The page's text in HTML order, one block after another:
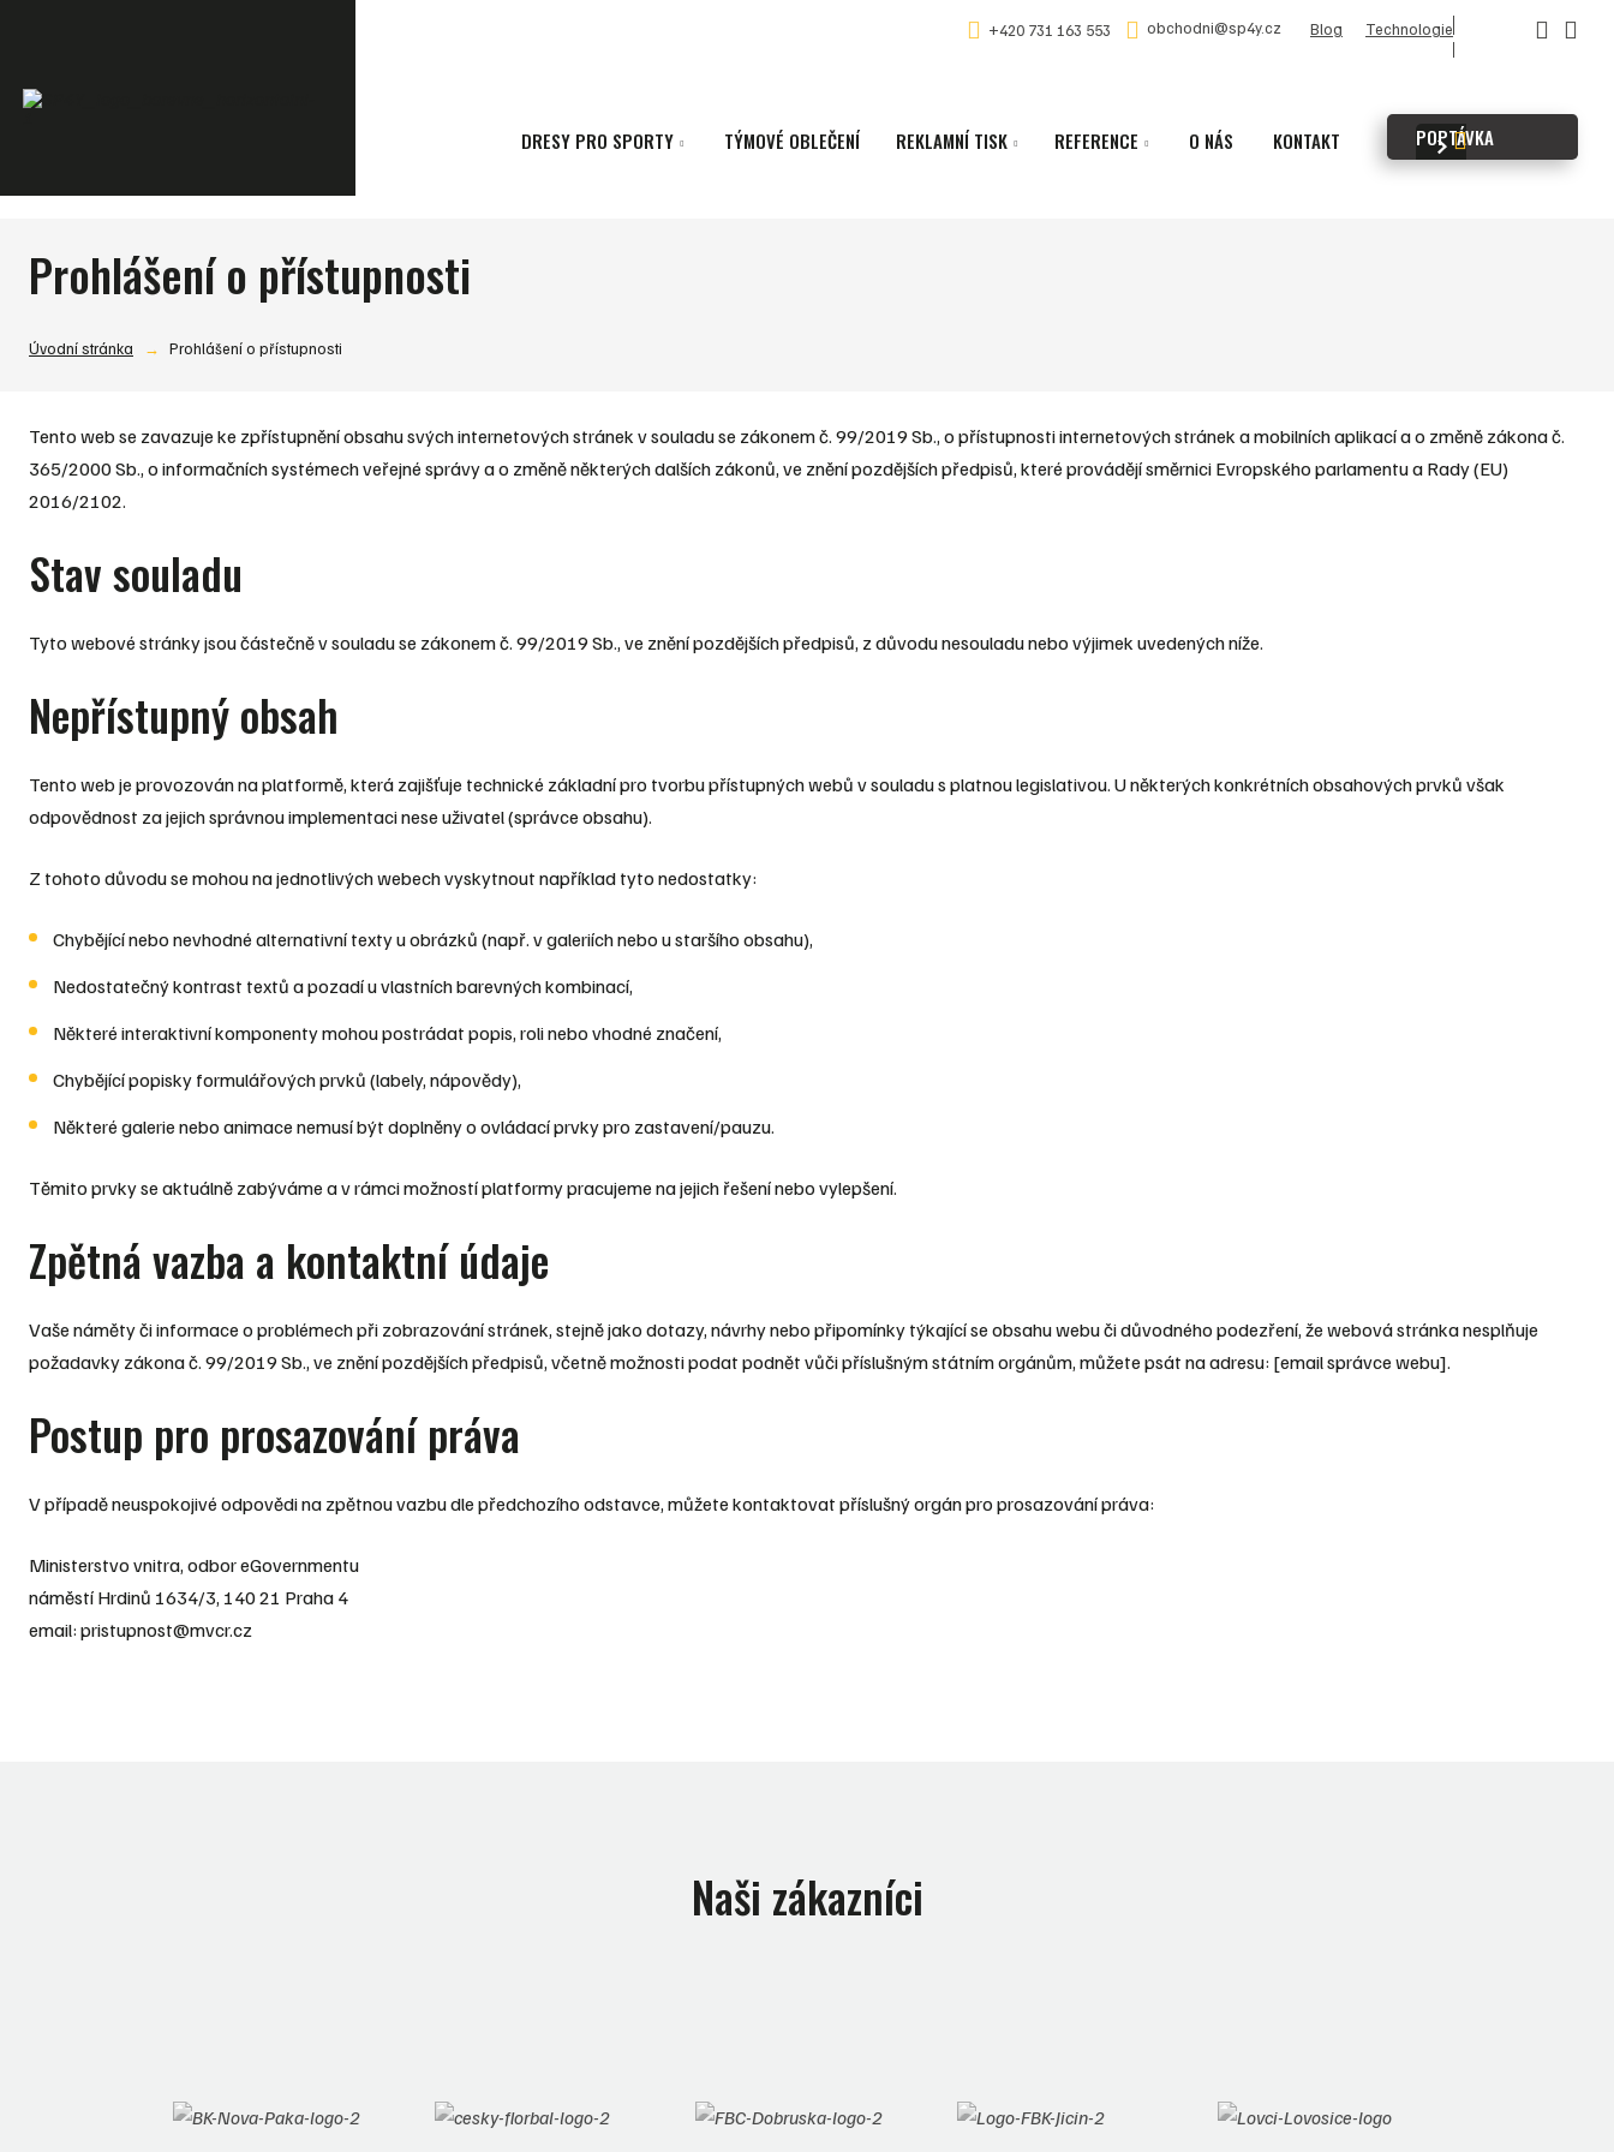
+420 731 163 553 obchodni@sp4y.cz Blog Technologie
DRESY PRO SPORTY TÝMOVÉ OBLEČENÍ REKLAMNÍ TISK REFERENCE O NÁS KONTAKT Vyhledávání
POPTÁVKA
Prohlášení o přístupnosti
Úvodní stránka Prohlášení o přístupnosti
Tento web se zavazuje ke zpřístupnění obsahu svých internetových stránek v souladu se zákonem č. 99/2019 Sb., o přístupnosti internetových stránek a mobilních aplikací a o změně zákona č.
365/2000 Sb., o informačních systémech veřejné správy a o změně některých dalších zákonů, ve znění pozdějších předpisů, které provádějí směrnici Evropského parlamentu a Rady (EU)
2016/2102.
Stav souladu
Tyto webové stránky jsou částečně v souladu se zákonem č. 99/2019 Sb., ve znění pozdějších předpisů, z důvodu nesouladu nebo výjimek uvedených níže.
Nepřístupný obsah
Tento web je provozován na platformě, která zajišťuje technické základní pro tvorbu přístupných webů v souladu s platnou legislativou. U některých konkrétních obsahových prvků však
odpovědnost za jejich správnou implementaci nese uživatel (správce obsahu).
Z tohoto důvodu se mohou na jednotlivých webech vyskytnout například tyto nedostatky:
Chybějící nebo nevhodné alternativní texty u obrázků (např. v galeriích nebo u staršího obsahu),
Nedostatečný kontrast textů a pozadí u vlastních barevných kombinací,
Některé interaktivní komponenty mohou postrádat popis, roli nebo vhodné značení,
Chybějící popisky formulářových prvků (labely, nápovědy),
Některé galerie nebo animace nemusí být doplněny o ovládací prvky pro zastavení/pauzu.
Těmito prvky se aktuálně zabýváme a v rámci možností platformy pracujeme na jejich řešení nebo vylepšení.
Zpětná vazba a kontaktní údaje
Vaše náměty či informace o problémech při zobrazování stránek, stejně jako dotazy, návrhy nebo připomínky týkající se obsahu webu či důvodného podezření, že webová stránka nesplňuje
požadavky zákona č. 99/2019 Sb., ve znění pozdějších předpisů, včetně možnosti podat podnět vůči příslušným státním orgánům, můžete psát na adresu: [email správce webu].
Postup pro prosazování práva
V případě neuspokojivé odpovědi na zpětnou vazbu dle předchozího odstavce, můžete kontaktovat příslušný orgán pro prosazování práva:
Ministerstvo vnitra, odbor eGovernmentu
náměstí Hrdinů 1634/3, 140 21 Praha 4
email: pristupnost@mvcr.cz
Naši zákazníci